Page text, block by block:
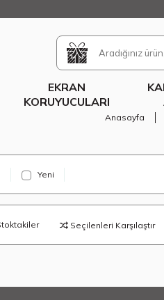
EKRAN
KORUYUCULARI
Anasayfa
Yeni
Seçilenleri Karşılaştır